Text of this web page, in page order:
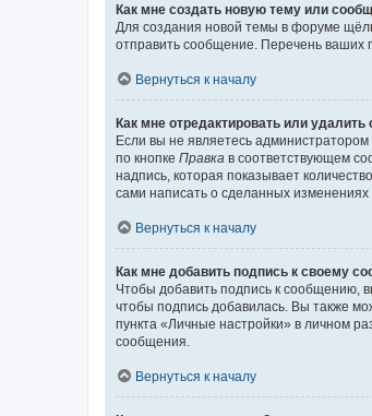
Как мне создать новую тему или
Для создания новой темы в форуме
отправить сообщение. Перечень ваших
Вернуться к началу
Как мне отредактировать или
Если вы не являетесь
по кнопке Правка в соответствующем
надпись, которая показывает
сами написать о сделанных
Вернуться к началу
Как мне добавить подпись к своему
Чтобы добавить подпись к сообщению,
чтобы подпись добавилась. Вы также
пункта «Личные настройки» в личном
сообщения.
Вернуться к началу